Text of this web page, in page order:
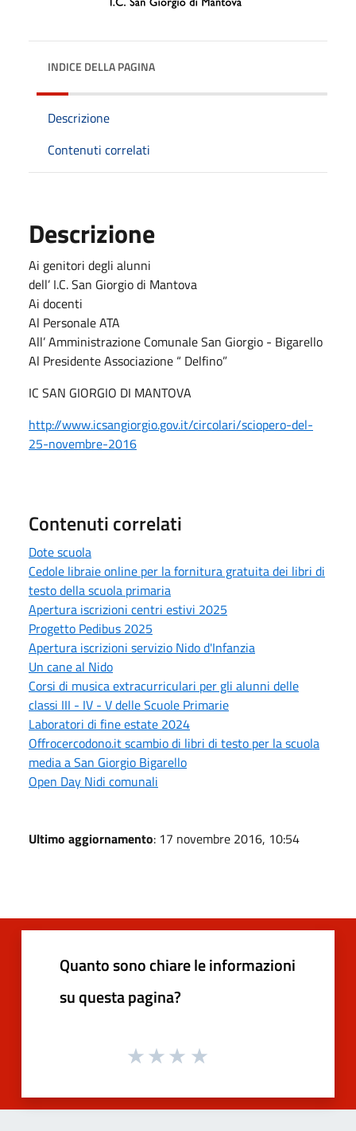
INDICE DELLA PAGINA
Descrizione
Contenuti correlati
Descrizione
Ai genitori degli alunni
dell’ I.C. San Giorgio di Mantova
Ai docenti
Al Personale ATA
All’ Amministrazione Comunale San Giorgio - Bigarello
Al Presidente Associazione “ Delfino”
IC SAN GIORGIO DI MANTOVA
http://www.icsangiorgio.gov.it/circolari/sciopero-del-
25-novembre-2016
Contenuti correlati
Dote scuola
Cedole libraie online per la fornitura gratuita dei libri di
testo della scuola primaria
Apertura iscrizioni centri estivi 2025
Progetto Pedibus 2025
Apertura iscrizioni servizio Nido d'Infanzia
Un cane al Nido
Corsi di musica extracurriculari per gli alunni delle
classi III - IV - V delle Scuole Primarie
Laboratori di fine estate 2024
Offrocercodono.it scambio di libri di testo per la scuola
media a San Giorgio Bigarello
Open Day Nidi comunali
Ultimo aggiornamento: 17 novembre 2016, 10:54
Quanto sono chiare le informazioni
su questa pagina?